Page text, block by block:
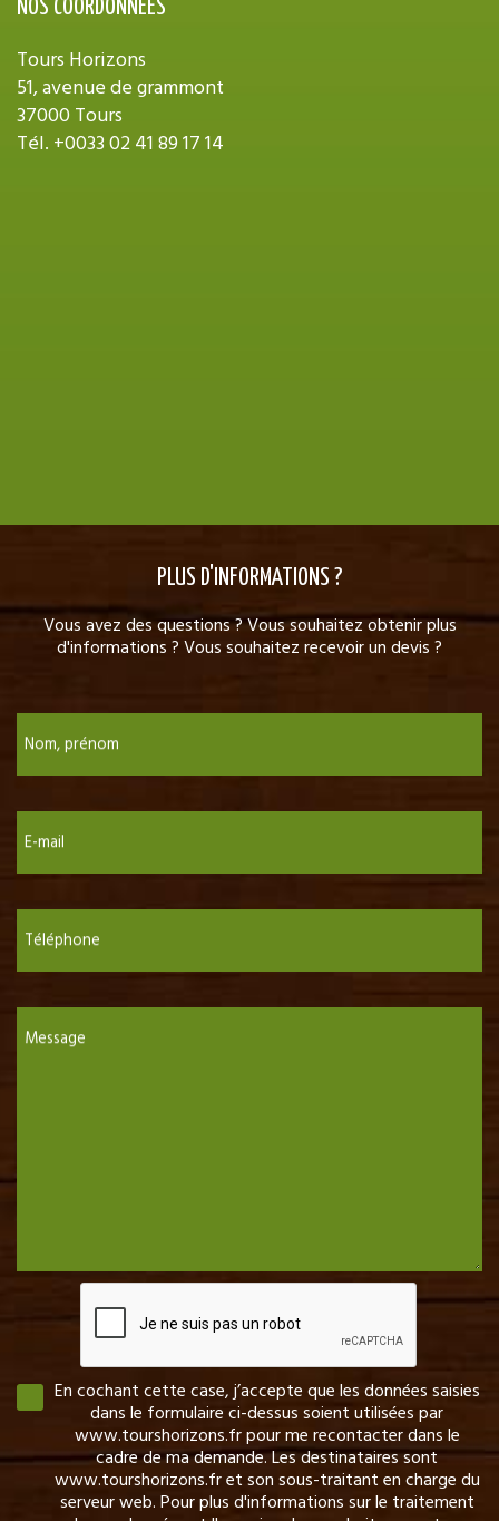
NOS COORDONNÉES
Tours Horizons
51, avenue de grammont
37000 Tours
Tél. +0033 02 41 89 17 14
PLUS D'INFORMATIONS ?
Vous avez des questions ? Vous souhaitez obtenir plus
d'informations ? Vous souhaitez recevoir un devis ?
Nom, prénom
E-mail
Téléphone
Message
En cochant cette case, j’accepte que les données saisies
dans le formulaire ci-dessus soient utilisées par
www.tourshorizons.fr pour me recontacter dans le
cadre de ma demande. Les destinataires sont
www.tourshorizons.fr et son sous-traitant en charge du
serveur web. Pour plus d'informations sur le traitement